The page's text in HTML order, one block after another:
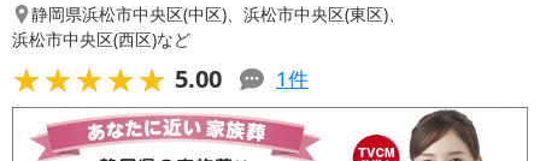
静岡県浜松市中央区(中区)、 浜松市中央区(東区)、
浜松市中央区(西区)など
★★★★★
★★★★★ 5.00 1件